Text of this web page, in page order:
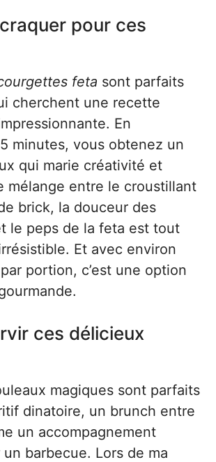
pour ces
feta sont parfaits
cherchent une recette
En
minutes, vous obtenez un
qui marie créativité et
mélange entre le croustillant
brick, la douceur des
le peps de la feta est tout
Et avec environ
portion, c’est une option
ces délicieux
magiques sont parfaits
dinatoire, un brunch entre
un accompagnement
barbecue. Lors de ma